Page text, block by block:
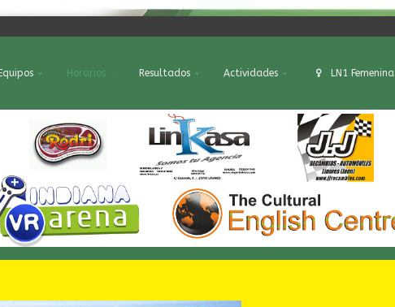
Equipos Horarios Resultados Actividades LN1 Femenina